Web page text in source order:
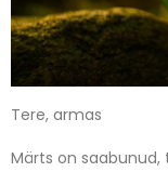
Tere, armas
Märts on saabunud,